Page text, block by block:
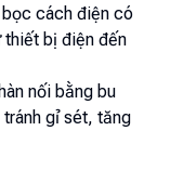
bọc cách điện có
thiết bị điện đến
nối bằng bu
gỉ sét, tăng